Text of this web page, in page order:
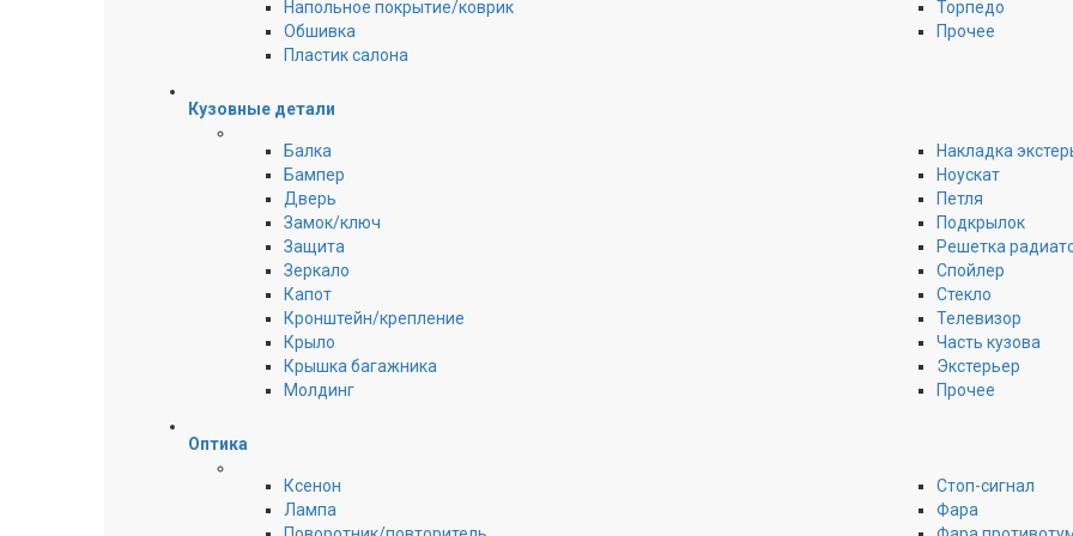
Напольное покрытие/коврик
Обшивка
Пластик салона
Торпедо
Прочее
Кузовные детали
Балка
Бампер
Дверь
Замок/ключ
Защита
Зеркало
Капот
Кронштейн/крепление
Крыло
Крышка багажника
Молдинг
Накладка
Ноускат
Петля
Подкрылок
Решетка
Спойлер
Стекло
Телевизор
Часть кузова
Экстерьер
Прочее
Оптика
Ксенон
Лампа
Стоп-сигнал
Фара